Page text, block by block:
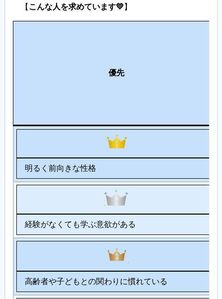
【 こんな人を求めています💛 】
優先
明るく前向きな性格
経験がなくても学ぶ意欲がある
高齢者や子どもとの関わりに慣れている